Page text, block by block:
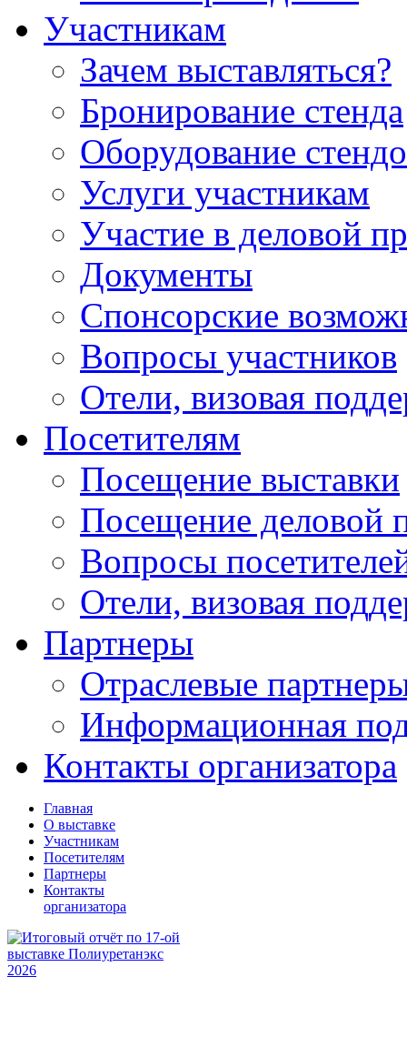
Участникам
Зачем выставляться?
Бронирование стенда
Оборудование
Услуги участникам
Участие в деловой
Документы
Спонсорские
Вопросы участников
Отели, визовая
Посетителям
Посещение выставки
Посещение деловой
Вопросы
Отели, визовая
Партнеры
Отраслевые
Информационная
Контакты организатора
Главная
О выставке
Участникам
Посетителям
Партнеры
Контакты
организатора